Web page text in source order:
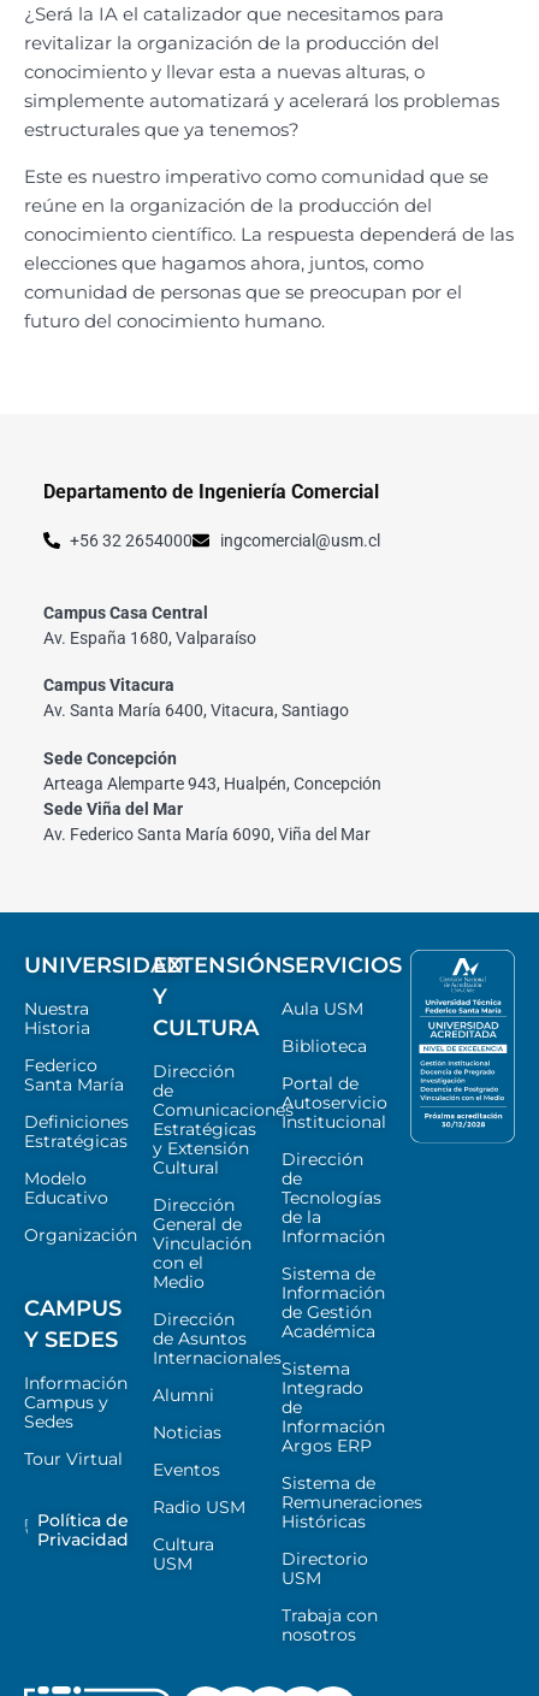
¿Será la IA el catalizador que necesitamos para
revitalizar la organización de la producción del
conocimiento y llevar esta a nuevas alturas, o
simplemente automatizará y acelerará los problemas
estructurales que ya tenemos?
Este es nuestro imperativo como comunidad que se
reúne en la organización de la producción del
conocimiento científico. La respuesta dependerá de las
elecciones que hagamos ahora, juntos, como
comunidad de personas que se preocupan por el
futuro del conocimiento humano.
Departamento de Ingeniería Comercial
+56 32 2654000 ingcomercial@usm.cl
Campus Casa Central
Av. España 1680, Valparaíso
Campus Vitacura
Av. Santa María 6400, Vitacura, Santiago
Sede Concepción
Arteaga Alemparte 943, Hualpén, Concepción
Sede Viña del Mar
Av. Federico Santa María 6090, Viña del Mar
UNIVERSIDAD
Nuestra
Historia
Federico
Santa María
Definiciones
Estratégicas
Modelo
Educativo
Organización
CAMPUS
Y SEDES
Información
Campus y
Sedes
Tour Virtual
Política de
Privacidad
EXTENSIÓN
Y
CULTURA
Dirección
de
Comunicaciones
Estratégicas
y Extensión
Cultural
Dirección
General de
Vinculación
con el
Medio
Dirección
de Asuntos
Internacionales
Alumni
Noticias
Eventos
Radio USM
Cultura
USM
SERVICIOS
Aula USM
Biblioteca
Portal de
Autoservicio
Institucional
Dirección
de
Tecnologías
de la
Información
Sistema de
Información
de Gestión
Académica
Sistema
Integrado
de
Información
Argos ERP
Sistema de
Remuneraciones
Históricas
Directorio
USM
Trabaja con
nosotros